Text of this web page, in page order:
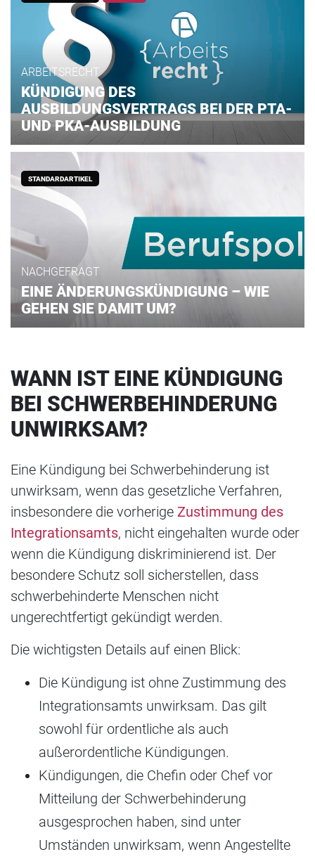
ARBEITSRECHT
KÜNDIGUNG DES
AUSBILDUNGSVERTRAGS BEI DER PTA-
UND PKA-AUSBILDUNG
STANDARDARTIKEL
NACHGEFRAGT
EINE ÄNDERUNGSKÜNDIGUNG – WIE
GEHEN SIE DAMIT UM?
WANN IST EINE KÜNDIGUNG
BEI SCHWERBEHINDERUNG
UNWIRKSAM?
Eine Kündigung bei Schwerbehinderung ist
unwirksam, wenn das gesetzliche Verfahren,
insbesondere die vorherige Zustimmung des
Integrationsamts, nicht eingehalten wurde oder
wenn die Kündigung diskriminierend ist. Der
besondere Schutz soll sicherstellen, dass
schwerbehinderte Menschen nicht
ungerechtfertigt gekündigt werden.
Die wichtigsten Details auf einen Blick:
Die Kündigung ist ohne Zustimmung des
Integrationsamts unwirksam. Das gilt
sowohl für ordentliche als auch
außerordentliche Kündigungen.
Kündigungen, die Chefin oder Chef vor
Mitteilung der Schwerbehinderung
ausgesprochen haben, sind unter
Umständen unwirksam, wenn Angestellte